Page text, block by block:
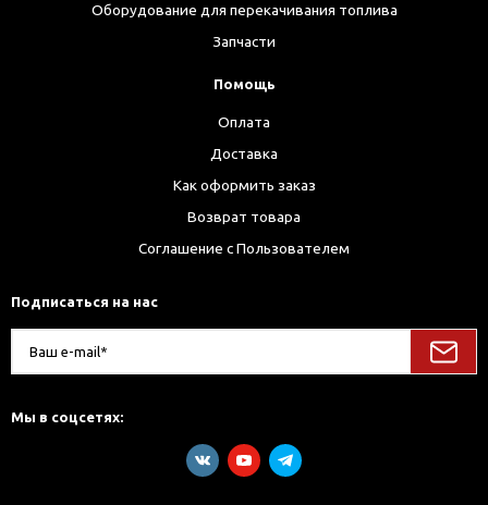
Оборудование для перекачивания топлива
Запчасти
Помощь
Оплата
Доставка
Как оформить заказ
Возврат товара
Соглашение с Пользователем
Подписаться на нас
Мы в соцсетях: